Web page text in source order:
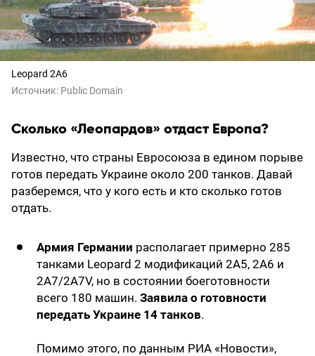
Leopard 2A6
Источник: Public Domain
Сколько «Леопардов» отдаст Европа?
Известно, что страны Евросоюза в едином порыве
готов передать Украине около 200 танков. Давай
разберемся, что у кого есть и кто сколько готов
отдать.
Армия Германии располагает примерно 285
танками Leopard 2 модификаций 2A5, 2A6 и
2A7/2A7V, но в состоянии боеготовности
всего 180 машин. Заявила о готовности
передать Украине 14 танков.
Помимо этого, по данным РИА «Новости»,